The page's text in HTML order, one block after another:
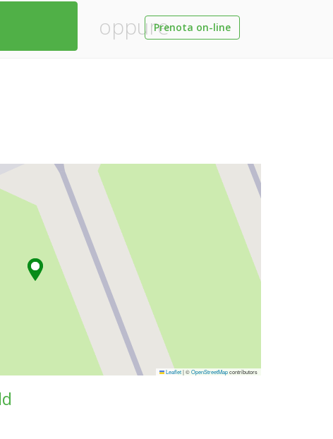
oppurePrenota on-line
Leaflet|©OpenStreetMapcontributors